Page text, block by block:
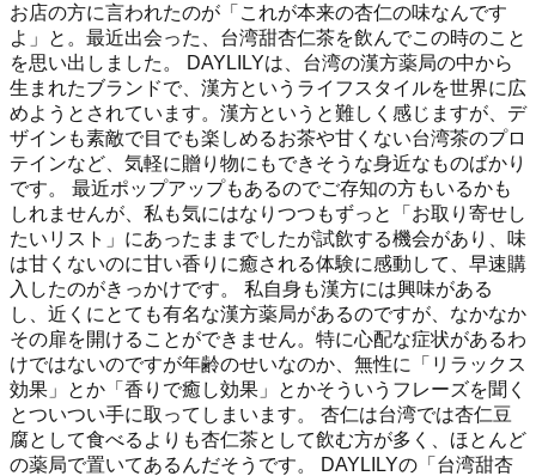
お店の方に言われたのが「これが本来の杏仁の味なんです
よ」と。最近出会った、台湾甜杏仁茶を飲んでこの時のこと
を思い出しました。 DAYLILYは、台湾の漢方薬局の中から
生まれたブランドで、漢方というライフスタイルを世界に広
めようとされています。漢方というと難しく感じますが、デ
ザインも素敵で目でも楽しめるお茶や甘くない台湾茶のプロ
テインなど、気軽に贈り物にもできそうな身近なものばかり
です。 最近ポップアップもあるのでご存知の方もいるかも
しれませんが、私も気にはなりつつもずっと「お取り寄せし
たいリスト」にあったままでしたが試飲する機会があり、味
は甘くないのに甘い香りに癒される体験に感動して、早速購
入したのがきっかけです。 私自身も漢方には興味がある
し、近くにとても有名な漢方薬局があるのですが、なかなか
その扉を開けることができません。特に心配な症状があるわ
けではないのですが年齢のせいなのか、無性に「リラックス
効果」とか「香りで癒し効果」とかそういうフレーズを聞く
とついつい手に取ってしまいます。 杏仁は台湾では杏仁豆
腐として食べるよりも杏仁茶として飲む方が多く、ほとんど
の薬局で置いてあるんだそうです。 DAYLILYの「台湾甜杏